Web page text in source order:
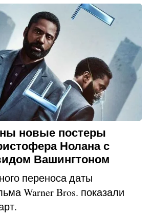
новые постеры
Нолана с
Вашингтоном
переноса даты
Warner Bros. показали